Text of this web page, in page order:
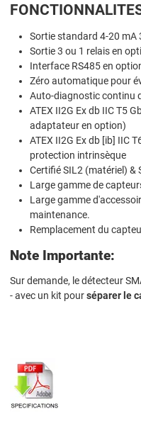
Sortie standard 4-20 mA
Sortie 3 ou 1 relais en
Interface RS485 en
Zéro automatique pour
Auto-diagnostic continu
ATEX II2G Ex db IIC T5
adaptateur en option)
ATEX II2G Ex db [ib] IIC
protection intrinsèque
Certifié SIL2 (matériel) &
Large gamme de
Large gamme
maintenance.
Remplacement du
Note Importante:
Sur demande, le détecteur
- avec un kit pourséparer le